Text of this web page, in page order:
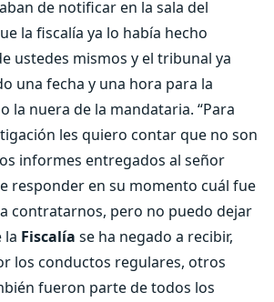
de notificar en la sala del
la fiscalía ya lo había hecho
ustedes mismos y el tribunal ya
una fecha y una hora para la
la nuera de la mandataria. “Para
les quiero contar que no son
informes entregados al señor
responder en su momento cuál fue
contratarnos, pero no puedo dejar
la Fiscalía se ha negado a recibir,
los conductos regulares, otros
fueron parte de todos los